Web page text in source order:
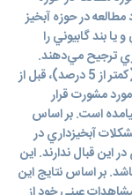
افراد مورد مطالعه در حوزه آبخيز
بند گابيوني را
ترجيح مي‌دهند.
درصد بسيار کمي از افراد مورد مطالعه در هر دو حوزه(کمتر از 5 درصد)، قبل از
مشورت قرار
است. بر اساس
آبخيزداري در
اين قبال ندارند. اين
بر اساس نتايج اين